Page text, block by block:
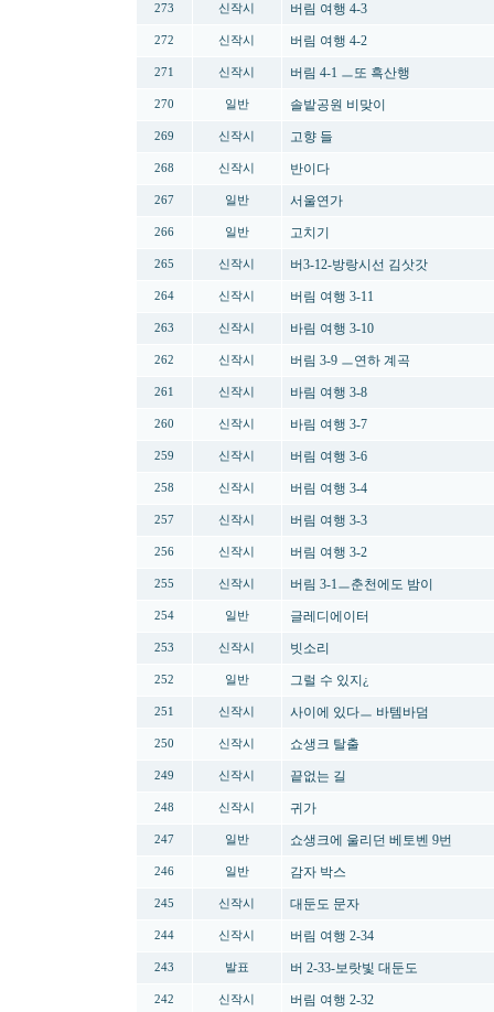
273 신작시 버림 여행 4-3
272 신작시 버림 여행 4-2
271 신작시 버림 4-1 ㅡ또 흑산행
270 일반 솔밭공원 비맞이
269 신작시 고향 들
268 신작시 반이다
267 일반 서울연가
266 일반 고치기
265 신작시 버3-12-방랑시선 김삿갓
264 신작시 버림 여행 3-11
263 신작시 바림 여행 3-10
262 신작시 버림 3-9 ㅡ연하 계곡
261 신작시 바림 여행 3-8
260 신작시 바림 여행 3-7
259 신작시 버림 여행 3-6
258 신작시 버림 여행 3-4
257 신작시 버림 여행 3-3
256 신작시 버림 여행 3-2
255 신작시 버림 3-1ㅡ춘천에도 밤이
254 일반 글레디에이터
253 신작시 빗소리
252 일반 그럴 수 있지¿
251 신작시 사이에 있다ㅡ 바템바덤
250 신작시 쇼생크 탈출
249 신작시 끝없는 길
248 신작시 귀가
247 일반 쇼생크에 울리던 베토벤 9번
246 일반 감자 박스
245 신작시 대둔도 문자
244 신작시 버림 여행 2-34
243 발표 버 2-33-보랏빛 대둔도
242 신작시 버림 여행 2-32